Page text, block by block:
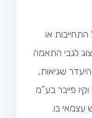
או
לגבי התאמה
שגיאות,
וקיו פייבר בע"מ
עצמאי בו.